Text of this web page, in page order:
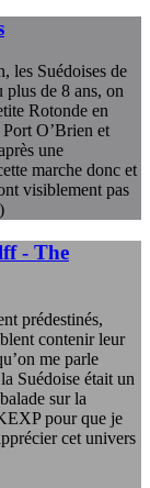
les Suédoises de
de 8 ans, on
Rotonde en
O’Brien et
une
marche donc et
visiblement pas
- The
prédestinés,
contenir leur
me parle
Suédoise était un
sur la
pour que je
cet univers